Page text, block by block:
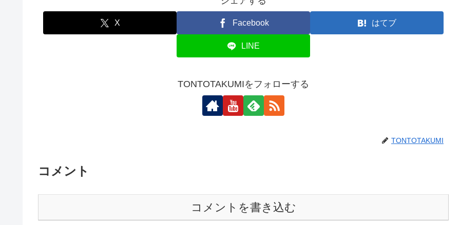
X Facebook はてブ
LINE
TONTOTAKUMIをフォローする
TONTOTAKUMI
コメント
コメントを書き込む